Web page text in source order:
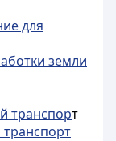
для
земли
транспорт